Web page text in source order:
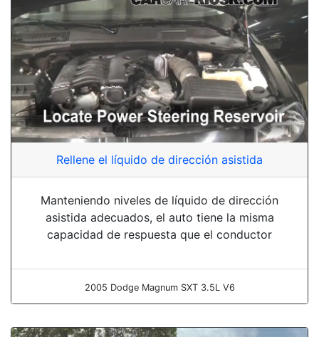
Rellene el líquido de dirección asistida
Manteniendo niveles de líquido de dirección
asistida adecuados, el auto tiene la misma
capacidad de respuesta que el conductor
2005 Dodge Magnum SXT 3.5L V6